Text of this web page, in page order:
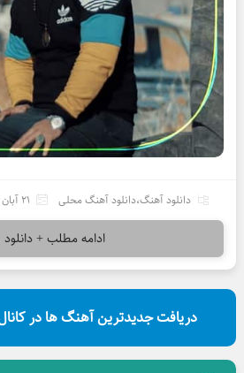
دانلود آهنگ،دانلود آهنگ محلی 21 آبان 1400
ادامه مطلب +
دریافت جدیدترین آهنگ ها در